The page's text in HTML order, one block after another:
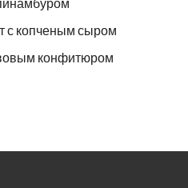
с копченым сыром
конфитюром